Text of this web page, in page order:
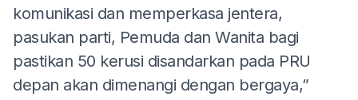
komunikasi dan memperkasa jentera,
pasukan parti, Pemuda dan Wanita bagi
pastikan 50 kerusi disandarkan pada PRU
depan akan dimenangi dengan bergaya,”